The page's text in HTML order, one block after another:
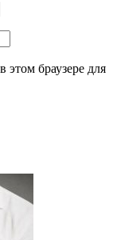
этом браузере для